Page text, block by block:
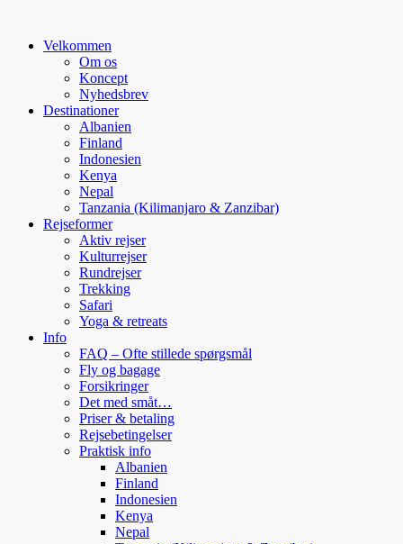
Velkommen
Om os
Koncept
Nyhedsbrev
Destinationer
Albanien
Finland
Indonesien
Kenya
Nepal
Tanzania (Kilimanjaro & Zanzibar)
Rejseformer
Aktiv rejser
Kulturrejser
Rundrejser
Trekking
Safari
Yoga & retreats
Info
FAQ – Ofte stillede spørgsmål
Fly og bagage
Forsikringer
Det med småt…
Priser & betaling
Rejsebetingelser
Praktisk info
Albanien
Finland
Indonesien
Kenya
Nepal